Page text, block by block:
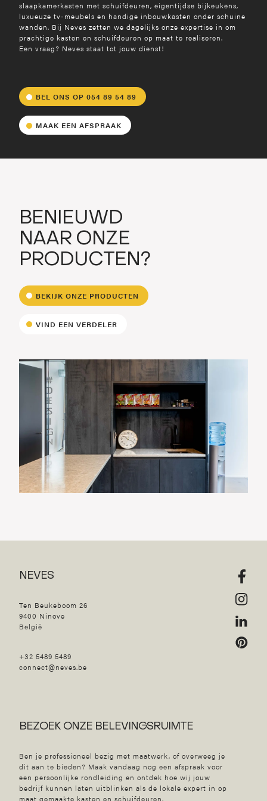
slaapkamerkasten met schuifdeuren, eigentijdse bijkeukens,
luxueuze tv-meubels en handige inbouwkasten onder schuine
wanden. Bij Neves zetten we dagelijks onze expertise in om
prachtige kasten en schuifdeuren op maat te realiseren.
Een vraag? Neves staat tot jouw dienst!
BEL ONS OP 054 89 54 89
MAAK EEN AFSPRAAK
BENIEUWD
NAAR ONZE
PRODUCTEN?
BEKIJK ONZE PRODUCTEN
VIND EEN VERDELER
NEVES
Ten Beukeboom 26
9400 Ninove
België
+32 5489 5489
connect@neves.be
BEZOEK ONZE BELEVINGSRUIMTE
Ben je professioneel bezig met maatwerk, of overweeg je
dit aan te bieden? Maak vandaag nog een afspraak voor
een persoonlijke rondleiding en ontdek hoe wij jouw
bedrijf kunnen laten uitblinken als de lokale expert in op
maat gemaakte kasten en schuifdeuren.
Nieuwsbrief
Ik wil me inschrijven voor de
nieuwsbrief
Neves.
Privacybeleid*
Ik accepteer hetprivacybeleidvan
Neves.
nieuwsbrief